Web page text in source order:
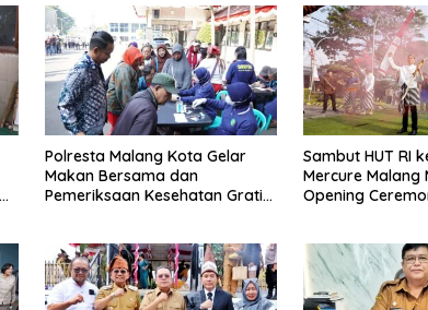
Polresta Malang Kota Gelar
Makan Bersama dan
Pemeriksaan Kesehatan Gratis,
Sambut HUT RI
Mercure Malang
Opening